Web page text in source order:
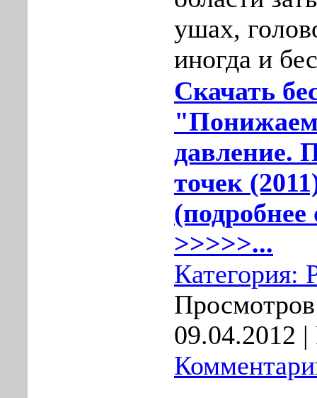
ушах,
иногда и
Скачать
"Понижаем
давление.
точек
(подробнее
>>>>>...
Категория:
09.04.2012 |